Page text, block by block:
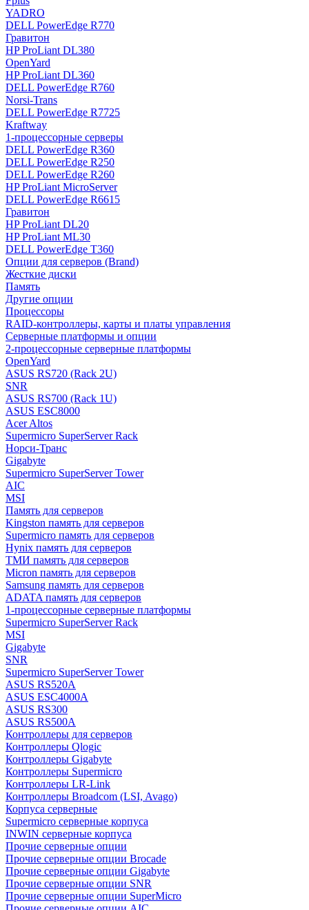
YADRO
DELL PowerEdge R770
Гравитон
HP ProLiant DL380
OpenYard
HP ProLiant DL360
DELL PowerEdge R760
Norsi-Trans
DELL PowerEdge R7725
Kraftway
1-процессорные серверы
DELL PowerEdge R360
DELL PowerEdge R250
DELL PowerEdge R260
HP ProLiant MicroServer
DELL PowerEdge R6615
Гравитон
HP ProLiant DL20
HP ProLiant ML30
DELL PowerEdge T360
Опции для серверов (Brand)
Жесткие диски
Память
Другие опции
Процессоры
RAID-контроллеры, карты и платы управления
Серверные платформы и опции
2-процессорные серверные платформы
OpenYard
ASUS RS720 (Rack 2U)
SNR
ASUS RS700 (Rack 1U)
ASUS ESC8000
Acer Altos
Supermicro SuperServer Rack
Норси-Транс
Gigabyte
Supermicro SuperServer Tower
AIC
MSI
Память для серверов
Kingston память для серверов
Supermicro память для серверов
Hynix память для серверов
ТМИ память для серверов
Micron память для серверов
Samsung память для серверов
ADATA память для серверов
1-процессорные серверные платформы
Supermicro SuperServer Rack
MSI
Gigabyte
SNR
Supermicro SuperServer Tower
ASUS RS520A
ASUS ESC4000A
ASUS RS300
ASUS RS500A
Контроллеры для серверов
Контроллеры Qlogic
Контроллеры Gigabyte
Контроллеры Supermicro
Контроллеры LR-Link
Контроллеры Broadcom (LSI, Avago)
Корпуса серверные
Supermicro серверные корпуса
INWIN серверные корпуса
Прочие серверные опции
Прочие серверные опции Brocade
Прочие серверные опции Gigabyte
Прочие серверные опции SNR
Прочие серверные опции SuperMicro